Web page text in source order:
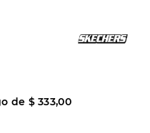
de $ 333,00